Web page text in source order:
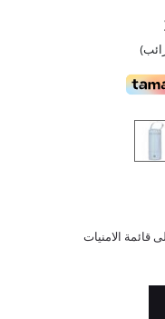
قائمة الامنيات